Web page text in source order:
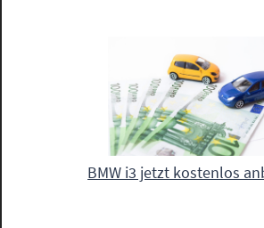
BMW i3 jetzt kostenlos